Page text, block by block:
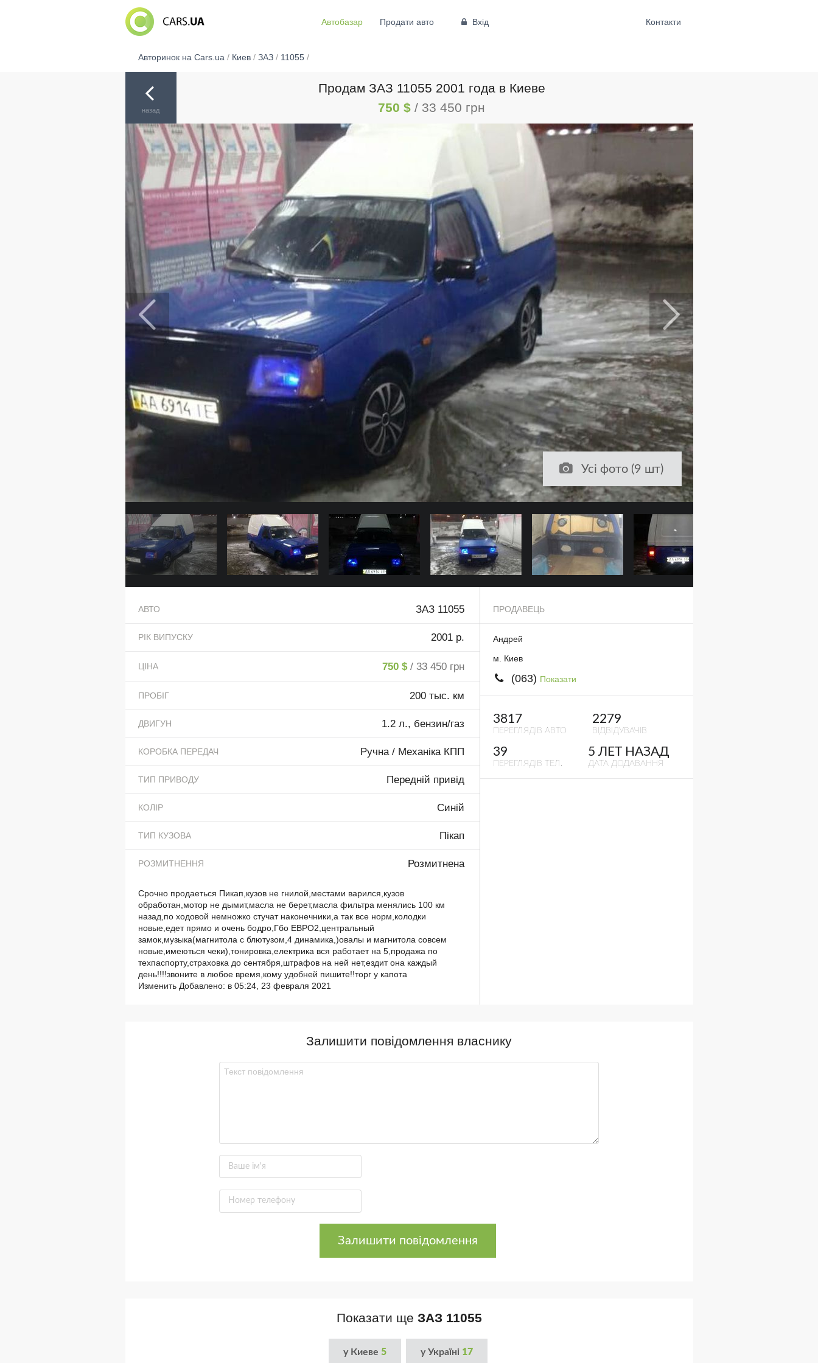
Автобазар Продати авто Вхід Контакти
Авторинок на Cars.ua / Киев/ ЗАЗ/ 11055/
назад
Продам ЗАЗ 11055 2001 года в Киеве
750 $ / 33 450 грн
Усі фото (9 шт)
АВТО ЗАЗ 11055
РІК ВИПУСКУ 2001 р.
ЦІНА 750 $ / 33 450 грн
ПРОБІГ 200 тыс. км
ДВИГУН 1.2 л., бензин/газ
КОРОБКА ПЕРЕДАЧ Ручна / Механіка КПП
ТИП ПРИВОДУ Передній привід
КОЛІР Синій
ТИП КУЗОВА Пікап
РОЗМИТНЕННЯ Розмитнена
Срочно продаеться Пикап,кузов не гнилой,местами варился,кузов
обработан,мотор не дымит,масла не берет,масла фильтра менялись 100 км
назад,по ходовой немножко стучат наконечники,а так все норм,колодки
новые,едет прямо и очень бодро,Гбо ЕВРО2,центральный
замок,музыка(магнитола с блютузом,4 динамика,)овалы и магнитола совсем
новые,имеються чеки),тонировка,електрика вся работает на 5,продажа по
техпаспорту,страховка до сентября,штрафов на ней нет,ездит она каждый
день!!!!звоните в любое время,кому удобней пишите!!торг у капота
Изменить Добавлено: в 05:24, 23 февраля 2021
ПРОДАВЕЦЬ
Андрей
м. Киев
(063) Показати
3817
ПЕРЕГЛЯДІВ АВТО
2279
ВІДВІДУВАЧІВ
39
ПЕРЕГЛЯДІВ ТЕЛ.
5 ЛЕТ НАЗАД
ДАТА ДОДАВАННЯ
Залишити повідомлення власнику
Залишити повідомлення
Показати ще ЗАЗ 11055
у Киеве 5 у Україні 17